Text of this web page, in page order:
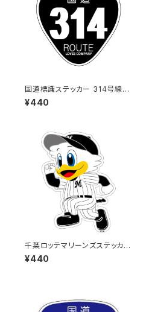
国道標識ステッカー 314号線
（ブラック）
¥440
千葉ロッテマリーンズステッカー
14
¥440